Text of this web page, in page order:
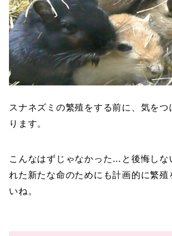
スナネズミの繁殖をする前に、気を
ります。
こんなはずじゃなかった…と後悔しな
れた新たな命のためにも計画的に繁殖
いね。